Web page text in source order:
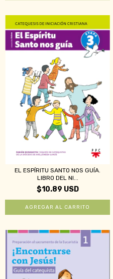
EL ESPÍRITU SANTO NOS GUÍA.
LIBRO DEL NI...
$10.89 USD